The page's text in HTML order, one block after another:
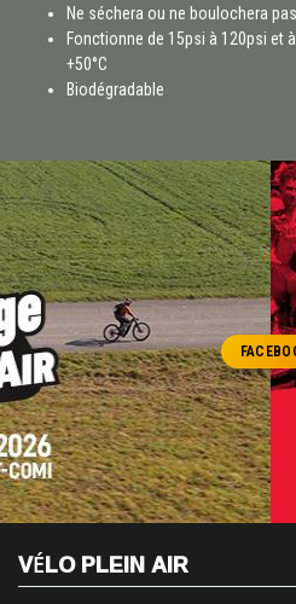
Ne séchera ou ne boulochera pas
Fonctionne de 15psi à 120psi et
+50°C
Biodégradable
VÉLO PLEIN AIR